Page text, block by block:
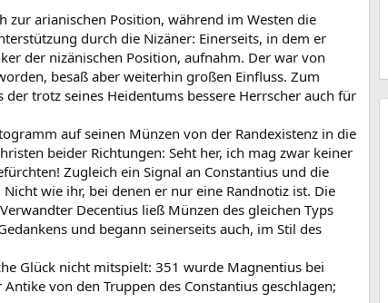
zur arianischen Position, während im Westen die
durch die Nizäner: Einerseits, in dem er
der nizänischen Position, aufnahm. Der war von
besaß aber weiterhin großen Einfluss. Zum
trotz seines Heidentums bessere Herrscher auch für
auf seinen Münzen von der Randexistenz in die
beider Richtungen: Seht her, ich mag zwar keiner
Zugleich ein Signal an Constantius und die
wie ihr, bei denen er nur eine Randnotiz ist. Die
Decentius ließ Münzen des gleichen Typs
und begann seinerseits auch, im Stil des
Glück nicht mitspielt: 351 wurde Magnentius bei
von den Truppen des Constantius geschlagen;